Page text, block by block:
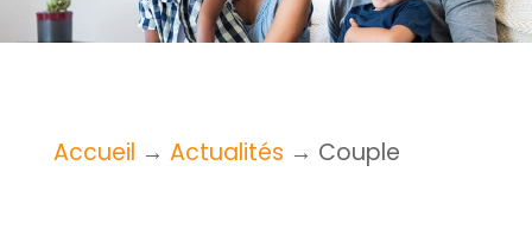
Accueil → Actualités → Couple